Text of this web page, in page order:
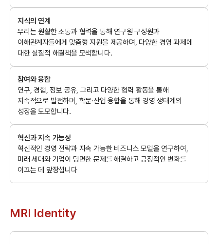
지식의 연계
우리는 원활한 소통과 협력을 통해 연구원 구성원과
이해관계자들에게 맞춤형 지원을 제공하며, 다양한 경영 과제에
대한 실질적 해결책을 모색합니다.
참여와 융합
연구, 경험, 정보 공유, 그리고 다양한 협력 활동을 통해
지속적으로 발전하며, 학문·산업 융합을 통해 경영 생태계의
성장을 도모합니다.
혁신과 지속 가능성
혁신적인 경영 전략과 지속 가능한 비즈니스 모델을 연구하여,
미래 세대와 기업이 당면한 문제를 해결하고 긍정적인 변화를
이끄는 데 앞장섭니다
MRI Identity